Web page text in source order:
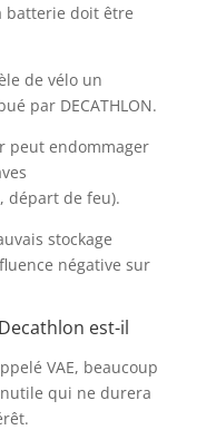
batterie doit être
de vélo un
par DECATHLON.
peut endommager
départ de feu).
stockage
négative sur
est-il
VAE, beaucoup
qui ne durera